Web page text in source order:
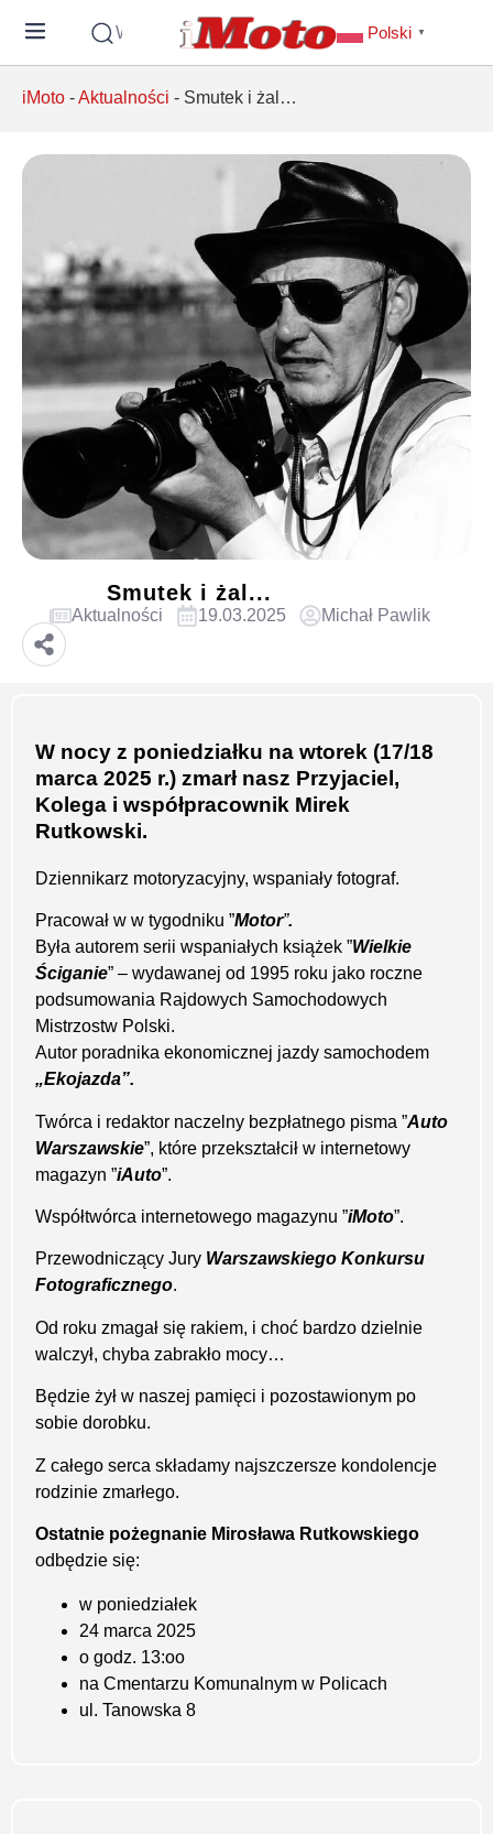
Wyszukaj Polski ▼
iMoto -Aktualności - Smutek i żal…
Smutek i żal...
Aktualności 19.03.2025 Michał Pawlik
W nocy z poniedziałku na wtorek (17/18
marca 2025 r.) zmarł nasz Przyjaciel,
Kolega i współpracownik Mirek
Rutkowski.
Dziennikarz motoryzacyjny, wspaniały fotograf.
Pracował w w tygodniku ”Motor”.
Była autorem serii wspaniałych książek ”Wielkie
Ściganie” – wydawanej od 1995 roku jako roczne
podsumowania Rajdowych Samochodowych
Mistrzostw Polski.
Autor poradnika ekonomicznej jazdy samochodem
„Ekojazda”.
Twórca i redaktor naczelny bezpłatnego pisma ”Auto
Warszawskie”, które przekształcił w internetowy
magazyn ”iAuto”.
Współtwórca internetowego magazynu ”iMoto”.
Przewodniczący Jury Warszawskiego Konkursu
Fotograficznego.
Od roku zmagał się rakiem, i choć bardzo dzielnie
walczył, chyba zabrakło mocy…
Będzie żył w naszej pamięci i pozostawionym po
sobie dorobku.
Z całego serca składamy najszczersze kondolencje
rodzinie zmarłego.
Ostatnie pożegnanie Mirosława Rutkowskiego
odbędzie się:
w poniedziałek
24 marca 2025
o godz. 13:oo
na Cmentarzu Komunalnym w Policach
ul. Tanowska 8